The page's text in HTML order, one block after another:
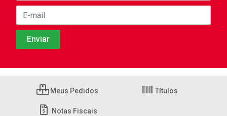
Meus Pedidos Títulos
Notas Fiscais